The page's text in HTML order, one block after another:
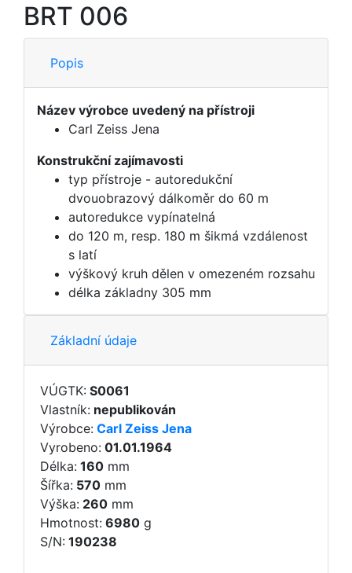
BRT 006
Popis
Název výrobce uvedený na přístroji
Carl Zeiss Jena
Konstrukční zajímavosti
typ přístroje - autoredukční
dvouobrazový dálkoměr do 60 m
autoredukce vypínatelná
do 120 m, resp. 180 m šikmá vzdálenost
s latí
výškový kruh dělen v omezeném rozsahu
délka základny 305 mm
Základní údaje
VÚGTK: S0061
Vlastník: nepublikován
Výrobce: Carl Zeiss Jena
Vyrobeno: 01.01.1964
Délka: 160 mm
Šířka: 570 mm
Výška: 260 mm
Hmotnost: 6980 g
S/N: 190238